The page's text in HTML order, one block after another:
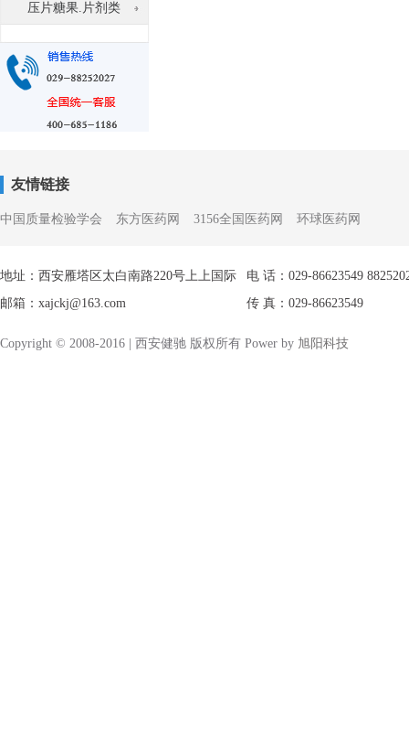
压片糖果.片剂类
友情链接
中国质量检验学会 东方医药网 3156全国医药网 环球医药网
地址：西安雁塔区太白南路220号上上国际
电 话：029-86623549
邮箱：xajckj@163.com
传 真：029-86623549
Copyright © 2008-2016 | 西安健驰 版权所有 Power by 旭阳科技